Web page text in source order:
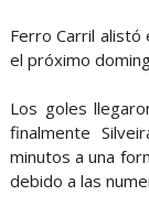
Ferro Carril alistó
el próximo
Los goles
finalmente
minutos a una
debido a las